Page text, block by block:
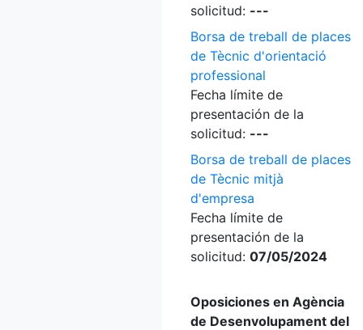
solicitud: ---
Borsa de treball de places
de Tècnic d'orientació
professional
Fecha límite de
presentación de la
solicitud: ---
Borsa de treball de places
de Tècnic mitjà
d'empresa
Fecha límite de
presentación de la
solicitud: 07/05/2024
Oposiciones en Agència
de Desenvolupament del